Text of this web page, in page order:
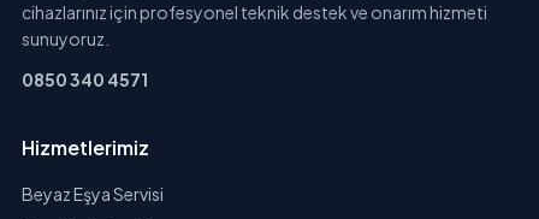
cihazlarınız için profesyonel teknik destek ve onarım hizmeti
sunuyoruz.
0850 340 4571
Hizmetlerimiz
Beyaz Eşya Servisi